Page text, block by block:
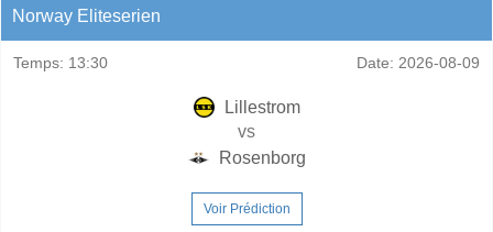
Norway Eliteserien
Temps: 13:30 Date: 2026-08-09
Lillestrom
vs
Rosenborg
Voir Prédiction